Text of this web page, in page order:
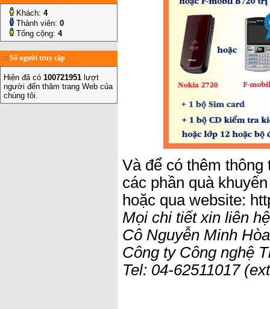
Khách: 4
Thành viên: 0
Tổng cộng: 4
Số người truy cập
Hiện đã có 100721951 lượt
người đến thăm trang Web của
chúng tôi.
Và để có thêm
các phần quà
hoặc qua website:
Mọi chi tiết xin liên
Cô Nguyễn Minh
Công ty Công nghệ
Tel: 04-62511017